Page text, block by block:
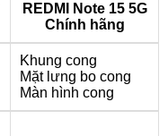
REDMI Note 15 5G
Chính hãng
Khung cong
Mặt lưng bo cong
Màn hình cong